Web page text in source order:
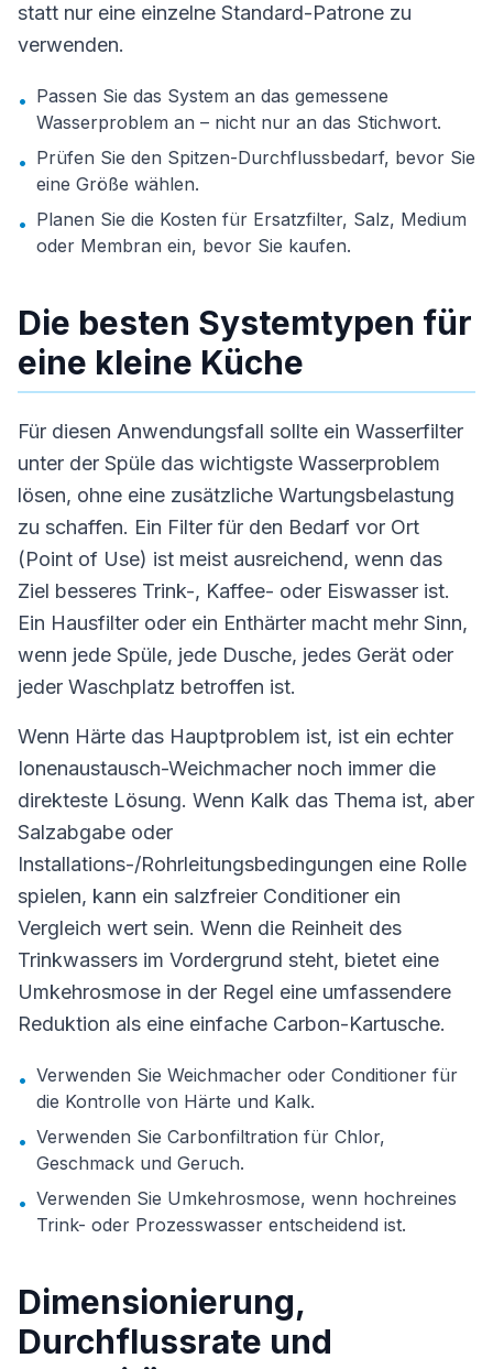
statt nur eine einzelne Standard-Patrone zu
verwenden.
• Passen Sie das System an das gemessene
Wasserproblem an – nicht nur an das Stichwort.
• Prüfen Sie den Spitzen-Durchflussbedarf, bevor Sie
eine Größe wählen.
• Planen Sie die Kosten für Ersatzfilter, Salz, Medium
oder Membran ein, bevor Sie kaufen.
Die besten Systemtypen für
eine kleine Küche
Für diesen Anwendungsfall sollte ein Wasserfilter
unter der Spüle das wichtigste Wasserproblem
lösen, ohne eine zusätzliche Wartungsbelastung
zu schaffen. Ein Filter für den Bedarf vor Ort
(Point of Use) ist meist ausreichend, wenn das
Ziel besseres Trink-, Kaffee- oder Eiswasser ist.
Ein Hausfilter oder ein Enthärter macht mehr Sinn,
wenn jede Spüle, jede Dusche, jedes Gerät oder
jeder Waschplatz betroffen ist.
Wenn Härte das Hauptproblem ist, ist ein echter
Ionenaustausch-Weichmacher noch immer die
direkteste Lösung. Wenn Kalk das Thema ist, aber
Salzabgabe oder
Installations-/Rohrleitungsbedingungen eine Rolle
spielen, kann ein salzfreier Conditioner ein
Vergleich wert sein. Wenn die Reinheit des
Trinkwassers im Vordergrund steht, bietet eine
Umkehrosmose in der Regel eine umfassendere
Reduktion als eine einfache Carbon-Kartusche.
• Verwenden Sie Weichmacher oder Conditioner für
die Kontrolle von Härte und Kalk.
• Verwenden Sie Carbonfiltration für Chlor,
Geschmack und Geruch.
• Verwenden Sie Umkehrosmose, wenn hochreines
Trink- oder Prozesswasser entscheidend ist.
Dimensionierung,
Durchflussrate und